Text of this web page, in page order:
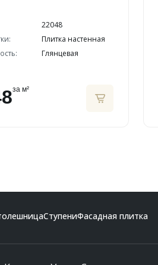
22048
Плитка настенная
Глянцевая
за м²
СтупениФасадная плитка